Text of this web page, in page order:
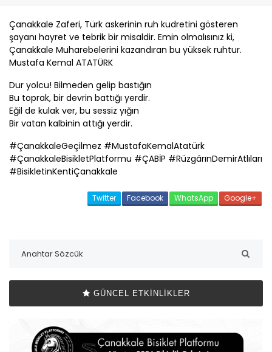
Çanakkale Zaferi, Türk askerinin ruh kudretini gösteren
şayanı hayret ve tebrik bir misaldir. Emin olmalısınız ki,
Çanakkale Muharebelerini kazandıran bu yüksek ruhtur.
Mustafa Kemal ATATÜRK
Dur yolcu! Bilmeden gelip bastığın
Bu toprak, bir devrin battığı yerdir.
Eğil de kulak ver, bu sessiz yığın
Bir vatan kalbinin attığı yerdir.
#ÇanakkaleGeçilmez #MustafaKemalAtatürk
#ÇanakkaleBisikletPlatformu #ÇABİP #RüzgârınDemirAtlıları
#BisikletinKentiÇanakkale
Twitter Facebook WhatsApp Google+
GÜNCEL ETKINLIKLER